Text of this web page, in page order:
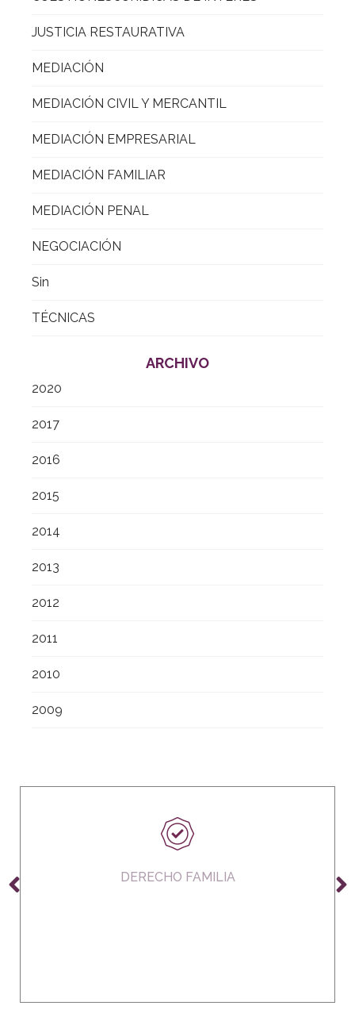
JUSTICIA RESTAURATIVA
MEDIACIÓN
MEDIACIÓN CIVIL Y MERCANTIL
MEDIACIÓN EMPRESARIAL
MEDIACIÓN FAMILIAR
MEDIACIÓN PENAL
NEGOCIACIÓN
Sin
TÉCNICAS
ARCHIVO
2020
2017
2016
2015
2014
2013
2012
2011
2010
2009
DERECHO FAMILIA